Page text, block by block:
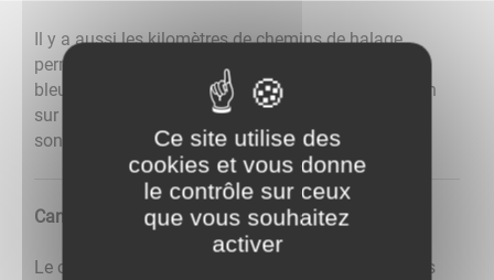
Il y a aussi les kilomètres de chemins de halage
permettant de rallier vers le sud Tournus et la voie
bleue ensuite, jusqu'à Mâcon ou vers le nord Chalon
sur Saône à pied ou en VTT quand les chemins ne
sont pas trop humides.
Canoé
Le club de canoë de Louhans organise des ballades
Ce site utilise des
cookies et vous donne
le contrôle sur ceux
que vous souhaitez
activer